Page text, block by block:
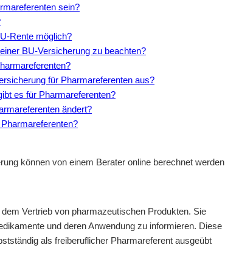
sein?
Rente möglich?
BU-Versicherung zu beachten?
für Pharmareferenten aus?
es für Pharmareferenten?
ändert?
können von einem Berater online berechnet werden
Vertrieb von pharmazeutischen Produkten. Sie
und deren Anwendung zu informieren. Diese
als freiberuflicher Pharmareferent ausgeübt